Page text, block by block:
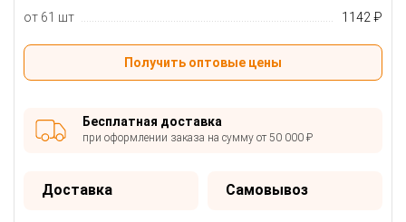
от 61 шт
1142 ₽
Получить оптовые цены
Бесплатная доставка
при оформлении заказа на сумму от 50 000 ₽
Доставка Самовывоз